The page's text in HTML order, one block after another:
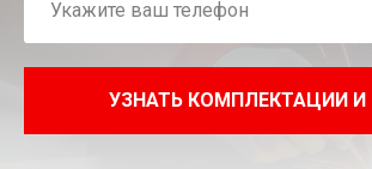
УЗНАТЬ КОМПЛЕКТАЦИИ